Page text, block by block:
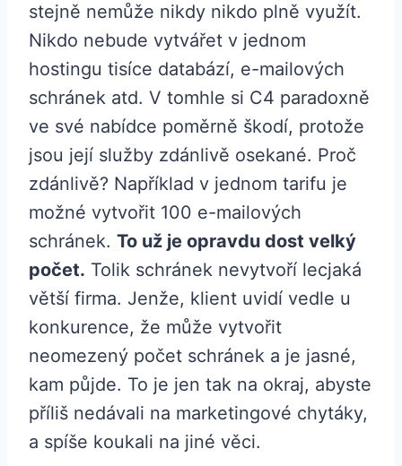
stejně nemůže nikdy nikdo plně využít.
Nikdo nebude vytvářet v jednom
hostingu tisíce databází, e-mailových
schránek atd. V tomhle si C4 paradoxně
ve své nabídce poměrně škodí, protože
jsou její služby zdánlivě osekané. Proč
zdánlivě? Například v jednom tarifu je
možné vytvořit 100 e-mailových
schránek. To už je opravdu dost velký
počet. Tolik schránek nevytvoří lecjaká
větší firma. Jenže, klient uvidí vedle u
konkurence, že může vytvořit
neomezený počet schránek a je jasné,
kam půjde. To je jen tak na okraj, abyste
příliš nedávali na marketingové chytáky,
a spíše koukali na jiné věci.